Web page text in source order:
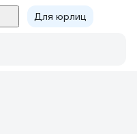
Для юрлиц